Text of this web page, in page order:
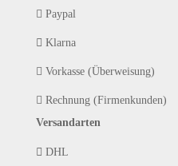
Paypal
Klarna
Vorkasse (Überweisung)
Rechnung (Firmenkunden)
Versandarten
DHL